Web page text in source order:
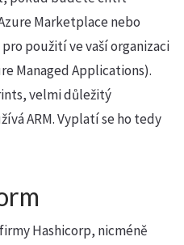
Marketplace nebo
použití ve vaší organizaci
Managed Applications).
velmi důležitý
ARM. Vyplatí se ho tedy
Hashicorp, nicméně